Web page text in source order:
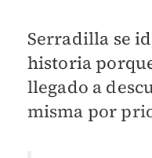
Serradilla se
historia
llegado a
misma por